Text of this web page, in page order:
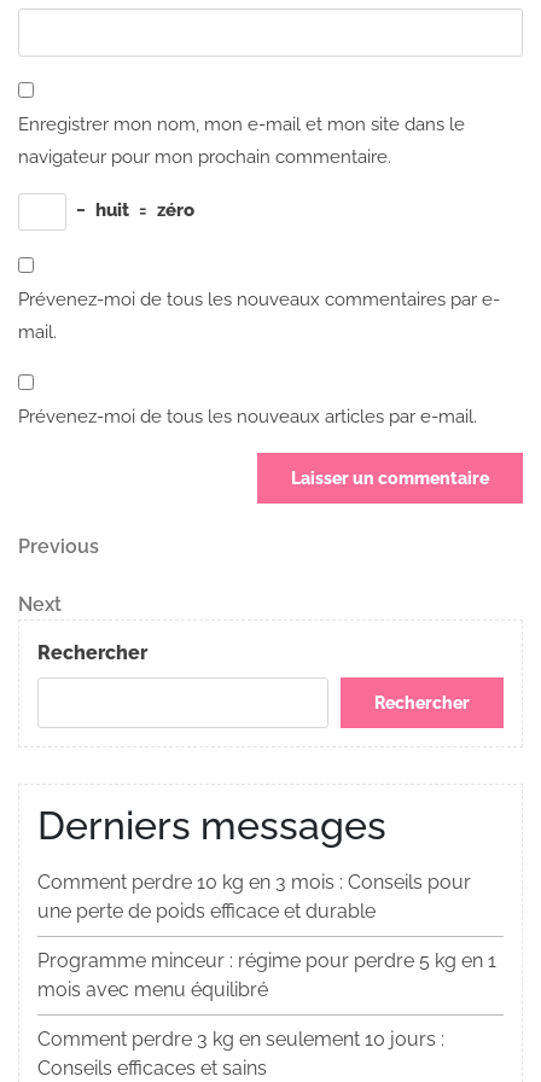
Enregistrer mon nom, mon e-mail et mon site dans le
navigateur pour mon prochain commentaire.
− huit = zéro
Prévenez-moi de tous les nouveaux commentaires par e-
mail.
Prévenez-moi de tous les nouveaux articles par e-mail.
Navigation
de
l’article
Previous
Previous
Next
Post
Next
Rechercher
Rechercher
Derniers messages
Comment perdre 10 kg en 3 mois : Conseils pour
une perte de poids efficace et durable
Programme minceur : régime pour perdre 5 kg en 1
mois avec menu équilibré
Comment perdre 3 kg en seulement 10 jours :
Conseils efficaces et sains